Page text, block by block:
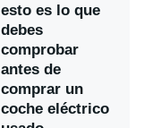
esto es lo que
debes
comprobar
antes de
comprar un
coche eléctrico